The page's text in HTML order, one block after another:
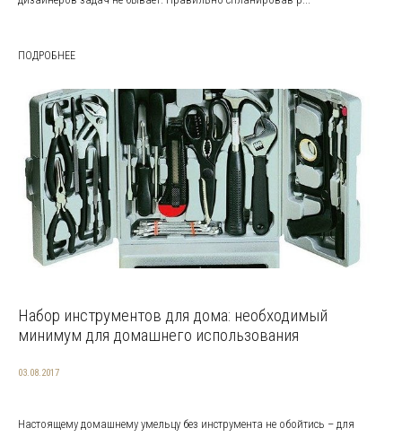
ПОДРОБНЕЕ
Набор инструментов для дома: необходимый
минимум для домашнего использования
03.08.2017
Настоящему домашнему умельцу без инструмента не обойтись – для